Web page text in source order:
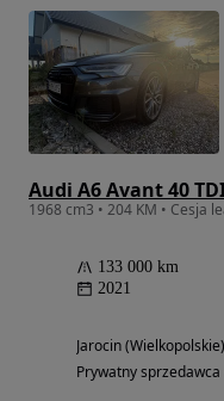
1968 cm3 • 204 KM • Cesja
133 000 km
2021
Jarocin (Wielkopolskie)
Prywatny sprzedawca